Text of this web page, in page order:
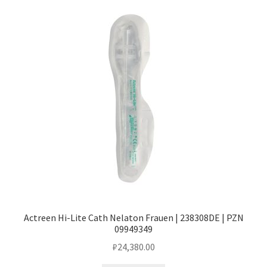
Actreen Hi-Lite Cath Nelaton Frauen | 238308DE | PZN
09949349
₽24,380.00